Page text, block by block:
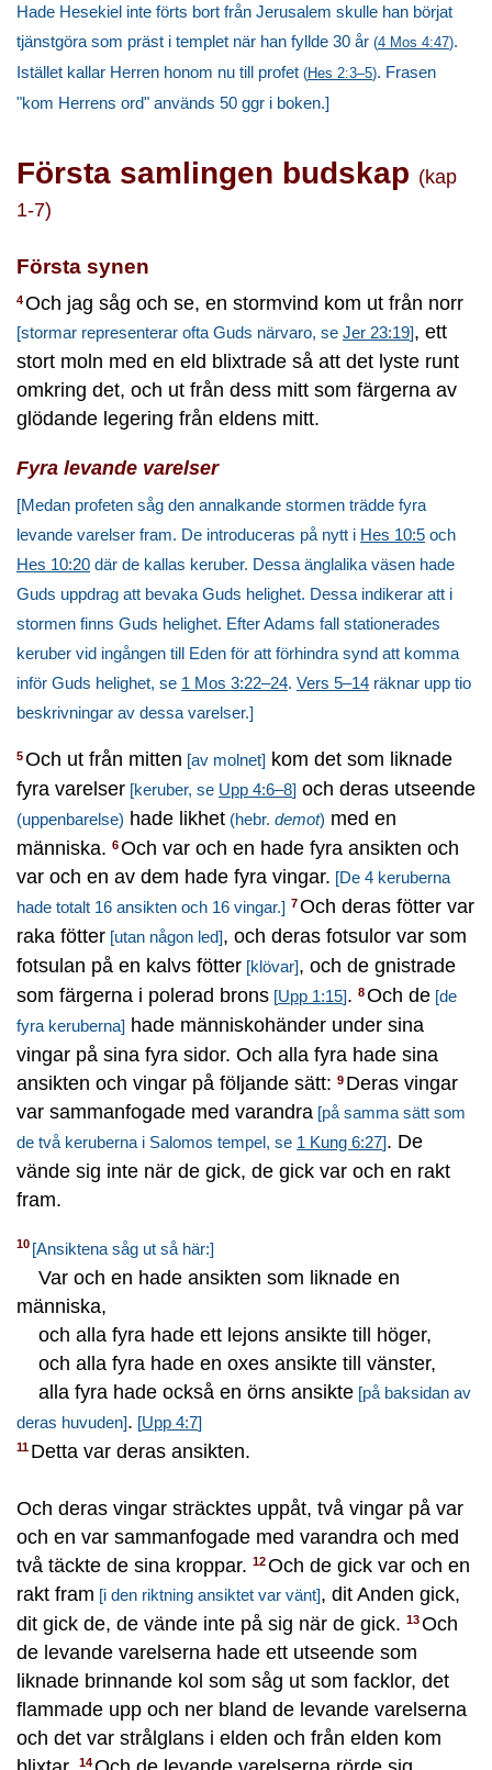
Hade Hesekiel inte förts bort från Jerusalem skulle han börjat
tjänstgöra som präst i templet när han fyllde 30 år (4 Mos 4:47).
Istället kallar Herren honom nu till profet (Hes 2:3–5). Frasen
"kom Herrens ord" används 50 ggr i boken.]
Första samlingen budskap (kap
1-7)
Första synen
4Och jag såg och se, en stormvind kom ut från norr
[stormar representerar ofta Guds närvaro, se Jer 23:19], ett
stort moln med en eld blixtrade så att det lyste runt
omkring det, och ut från dess mitt som färgerna av
glödande legering från eldens mitt.
Fyra levande varelser
[Medan profeten såg den annalkande stormen trädde fyra
levande varelser fram. De introduceras på nytt i Hes 10:5 och
Hes 10:20 där de kallas keruber. Dessa änglalika väsen hade
Guds uppdrag att bevaka Guds helighet. Dessa indikerar att i
stormen finns Guds helighet. Efter Adams fall stationerades
keruber vid ingången till Eden för att förhindra synd att komma
inför Guds helighet, se 1 Mos 3:22–24. Vers 5–14 räknar upp tio
beskrivningar av dessa varelser.]
5Och ut från mitten [av molnet] kom det som liknade
fyra varelser [keruber, se Upp 4:6–8] och deras utseende
(uppenbarelse) hade likhet (hebr. demot) med en
människa. 6Och var och en hade fyra ansikten och
var och en av dem hade fyra vingar. [De 4 keruberna
hade totalt 16 ansikten och 16 vingar.] 7Och deras fötter var
raka fötter [utan någon led], och deras fotsulor var som
fotsulan på en kalvs fötter [klövar], och de gnistrade
som färgerna i polerad brons [Upp 1:15]. 8Och de [de
fyra keruberna] hade människohänder under sina
vingar på sina fyra sidor. Och alla fyra hade sina
ansikten och vingar på följande sätt: 9 Deras vingar
var sammanfogade med varandra [på samma sätt som
de två keruberna i Salomos tempel, se 1 Kung 6:27]. De
vände sig inte när de gick, de gick var och en rakt
fram.
10 [Ansiktena såg ut så här:]
Var och en hade ansikten som liknade en
människa,
och alla fyra hade ett lejons ansikte till höger,
och alla fyra hade en oxes ansikte till vänster,
alla fyra hade också en örns ansikte [på baksidan av
deras huvuden]. [Upp 4:7]
11 Detta var deras ansikten.
Och deras vingar sträcktes uppåt, två vingar på var
och en var sammanfogade med varandra och med
två täckte de sina kroppar. 12Och de gick var och en
rakt fram [i den riktning ansiktet var vänt], dit Anden gick,
dit gick de, de vände inte på sig när de gick. 13Och
de levande varelserna hade ett utseende som
liknade brinnande kol som såg ut som facklor, det
flammade upp och ner bland de levande varelserna
och det var strålglans i elden och från elden kom
14